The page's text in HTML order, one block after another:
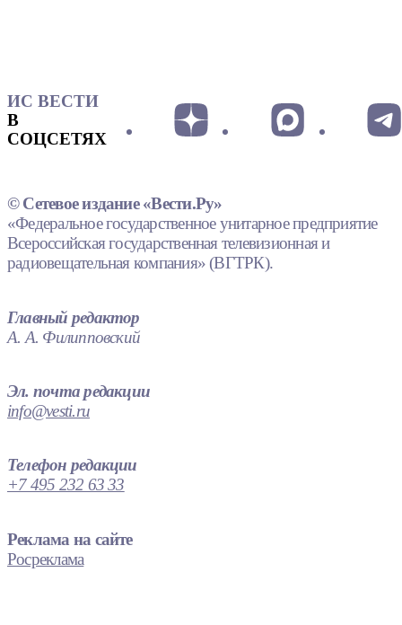
ИС ВЕСТИ
В
СОЦСЕТЯХ
© Сетевое издание «Вести.Ру»
«Федеральное государственное унитарное предприятие
Всероссийская государственная телевизионная и
радиовещательная компания» (ВГТРК).
Главный редактор
А. А. Филипповский
Эл. почта редакции
info@vesti.ru
Телефон редакции
+7 495 232 63 33
Реклама на сайте
Росреклама